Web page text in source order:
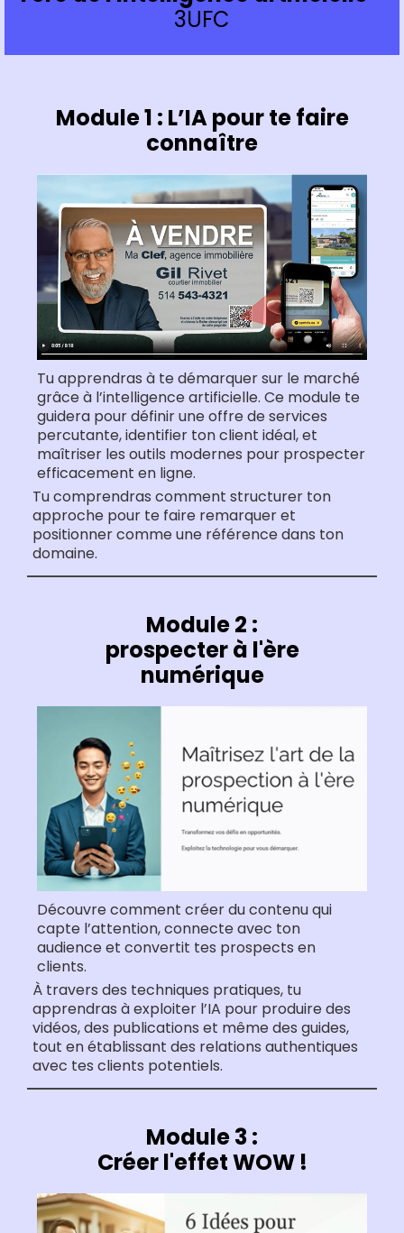
3UFC
Module 1 : L’IA pour te faire
connaître
Tu apprendras à te démarquer sur le marché
grâce à l’intelligence artificielle. Ce module te
guidera pour définir une offre de services
percutante, identifier ton client idéal, et
maîtriser les outils modernes pour prospecter
efficacement en ligne.
Tu comprendras comment structurer ton
approche pour te faire remarquer et
positionner comme une référence dans ton
domaine.
Module 2 :
prospecter à l'ère
numérique
Découvre comment créer du contenu qui
capte l’attention, connecte avec ton
audience et convertit tes prospects en
clients.
À travers des techniques pratiques, tu
apprendras à exploiter l’IA pour produire des
vidéos, des publications et même des guides,
tout en établissant des relations authentiques
avec tes clients potentiels.
Module 3 :
Créer l'effet WOW !